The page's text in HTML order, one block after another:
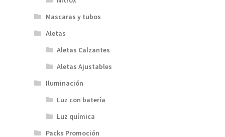
Mascaras y tubos
Aletas
Aletas Calzantes
Aletas Ajustables
Iluminación
Luz con batería
Luz química
Packs Promoción